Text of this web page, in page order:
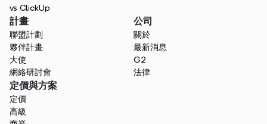
vs ClickUp
計畫
聯盟計劃
夥伴計畫
大使
網絡研討會
公司
關於
最新消息
G2
法律
定價與方案
定價
高級